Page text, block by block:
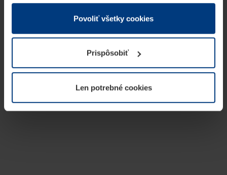
v rámci Vášho využívania služieb.
Z právneho hľadiska môžeme cookies ukladať na Vašom
prevádzku tejto stránky. Pre všetky ostatné typy cookie
potrebujeme Vaše povolenie. Vaše povolenie môžete
kedykoľvek zmeniť alebo odvolať vo vysvetlení cookie
našej webovej stránky.
Povoliť všetky cookies
Prispôsobiť
Len potrebné cookies